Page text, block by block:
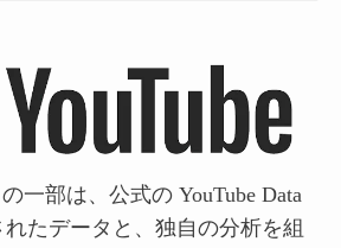
一部は、公式の YouTube Data
たデータと、独自の分析を組